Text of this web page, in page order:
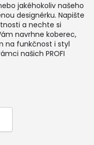
jakéhokoliv našeho
designérku. Napište
a nechte si
navrhne koberec,
na funkčnost i styl
našich PROFI